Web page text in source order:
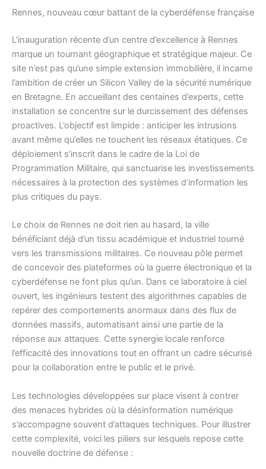
Rennes, nouveau cœur battant de la cyberdéfense française
L’inauguration récente d’un centre d’excellence à Rennes
marque un tournant géographique et stratégique majeur. Ce
site n’est pas qu’une simple extension immobilière, il incarne
l’ambition de créer un Silicon Valley de la sécurité numérique
en Bretagne. En accueillant des centaines d’experts, cette
installation se concentre sur le durcissement des défenses
proactives. L’objectif est limpide : anticiper les intrusions
avant même qu’elles ne touchent les réseaux étatiques. Ce
déploiement s’inscrit dans le cadre de la Loi de
Programmation Militaire, qui sanctuarise les investissements
nécessaires à la protection des systèmes d’information les
plus critiques du pays.
Le choix de Rennes ne doit rien au hasard, la ville
bénéficiant déjà d’un tissu académique et industriel tourné
vers les transmissions militaires. Ce nouveau pôle permet
de concevoir des plateformes où la guerre électronique et la
cyberdéfense ne font plus qu’un. Dans ce laboratoire à ciel
ouvert, les ingénieurs testent des algorithmes capables de
repérer des comportements anormaux dans des flux de
données massifs, automatisant ainsi une partie de la
réponse aux attaques. Cette synergie locale renforce
l’efficacité des innovations tout en offrant un cadre sécurisé
pour la collaboration entre le public et le privé.
Les technologies développées sur place visent à contrer
des menaces hybrides où la désinformation numérique
s’accompagne souvent d’attaques techniques. Pour illustrer
cette complexité, voici les piliers sur lesquels repose cette
nouvelle doctrine de défense :